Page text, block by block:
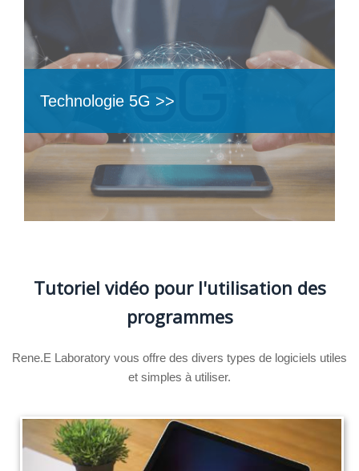
Technologie 5G >>
Tutoriel vidéo pour l'utilisation des
programmes
Rene.E Laboratory vous offre des divers types de logiciels utiles
et simples à utiliser.